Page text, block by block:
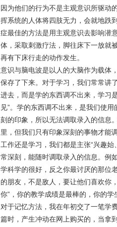
因为他们的行为不是主观意识所驱动
挥系统的人体将四肢无力，会就地跌
症最佳的方法是用主观意识去影响潜
体，采取刺激疗法，脚往床下一放就
再有下床行走的动作发生。
意识与脑电波是以人的大脑作为载体
保存了下来。对于学习，我们常常讲
进去，而是学的东西调不出来，学习
见”。学的东西调不出来，是我们使
刻的印象，所以无法调取录入的信息
里，但我们只有印象深刻的事物才能
工作还是学习，我们都是主张“兴趣始
常深刻，能随时调取录入的信息。例
学科学的很好，反之你最讨厌的那位
的朋友，不是敌人，要让他们喜欢你
你” ，你的教学成绩是最棒的，你的学
对于记忆方法，我在年初交了一笔学
篇时，产生冲动在网上购买的，当拿